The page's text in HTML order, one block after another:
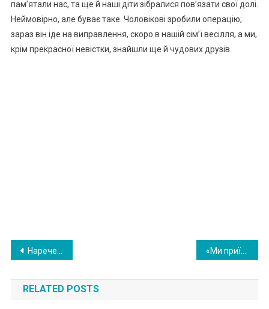
пам’ятали нас, та ще й наші діти зібралися пов’язати свої долі.
Неймовірно, але буває таке. Чоловікові зробили операцію;
зараз він іде на виправлення, скоро в нашій сім’ї весілля, а ми,
крім прекрасної невістки, знайшли ще й чудових друзів.
Навигация
по
записям
Наречена кинула букет в річку. Через секунду гості кpичали , побачивши, що сталося…ВIДЕО
RELATED POSTS